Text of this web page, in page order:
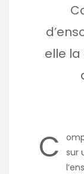
elle la
C
sur